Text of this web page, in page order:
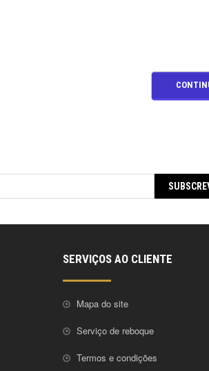
SERVIÇOS AO CLIENTE
Mapa do site
Serviço de reboque
Termos e condições